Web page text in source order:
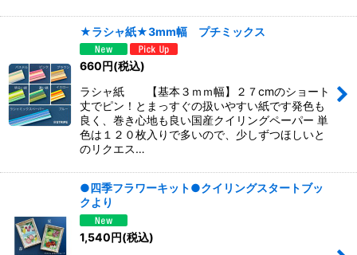
★ラシャ紙★3mm幅 プチミックス
660 円(税込)
ラシャ紙 【基本３ｍｍ幅】２７cmのショート
丈でピン！とまっすぐの扱いやすい紙です発色も
良く、巻き心地も良い国産クイリングペーパー 単
色は１２０枚入りで多いので、少しずつほしいと
のリクエス…
●四季フラワーキット●クイリングスタートブッ
クより
1,540円(税込)